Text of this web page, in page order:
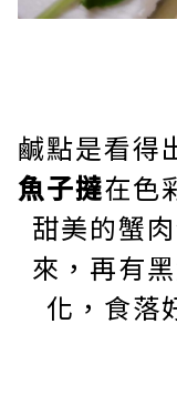
鹹點是看得
魚子撻在色
甜美的蟹
來，再有
化，食落